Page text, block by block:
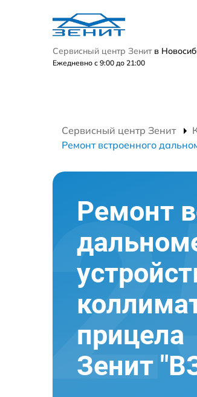
Сервисный центр Зенит в
Ежедневно с 9:00 до 21:00
Сервисный центр Зенит
Ремонт встроенного
Ремонт
прицела
Зенит